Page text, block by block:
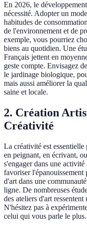
En 2026, le
nécessité. Adopter un
habitudes de
de l'environnement et de
exemple, vous pourriez
biens au quotidien. Une
Français jettent en
geste compte. Envisagez
le jardinage biologique,
mais aussi améliorer la
saine et locale.
2. Création
Créativité
La créativité est
en peignant, en écrivant,
s'engager dans une
favoriser l'épanouissement
d'art dans une
ligne. De nombreuses
des ateliers d'art
N'hésitez pas à
celui qui vous parle le plus.